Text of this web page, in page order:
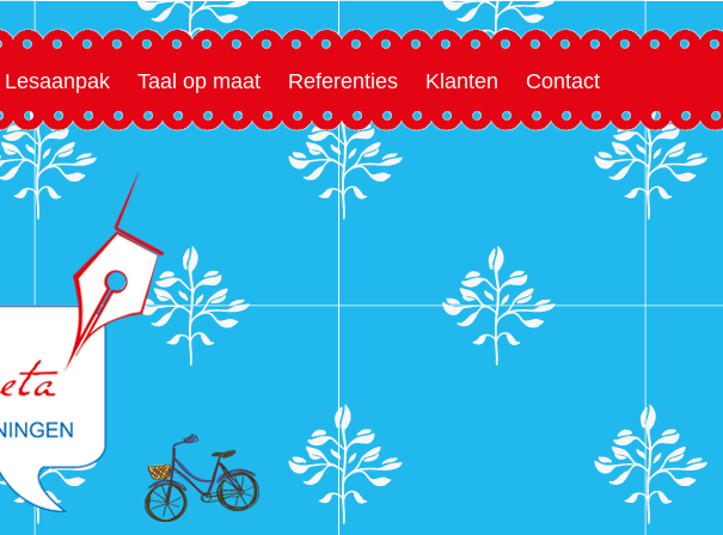
Lesaanpak Taal op maat Referenties Klanten Contact